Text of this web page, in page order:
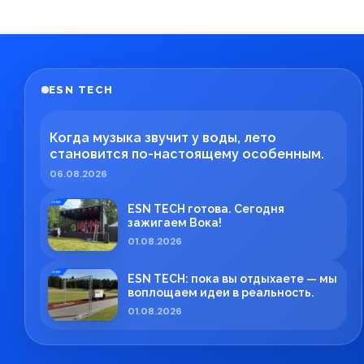
ESN TECH
Когда музыка звучит у воды, лето
становится по-настоящему особенным.
06.08.2026
ESN TECH готова. Сегодня
зажигаем Вока!
01.08.2026
ESN TECH: пока вы отдыхаете — мы
воплощаем идеи в реальность.
01.08.2026